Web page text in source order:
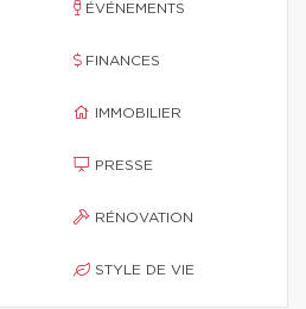
ÉVÉNEMENTS
FINANCES
IMMOBILIER
PRESSE
RÉNOVATION
STYLE DE VIE